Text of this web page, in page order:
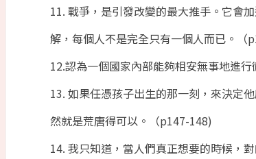
11. 戰爭，是引發改變的最大推手。它會
解，每個人不是完全只有一個人而已。（
12.認為一個國家內部能夠相安無事地進
13. 如果任憑孩子出生的那一刻，來決定
然就是荒唐得可以。（p147-148)
14. 我只知道，當人們真正想要的時候，